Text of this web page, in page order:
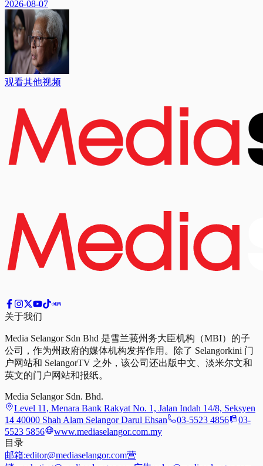
2026-08-07
观看其他视频
关于我们
Media Selangor Sdn Bhd 是雪兰莪州务大臣机构（MBI）的子
公司，作为州政府的媒体机构发挥作用。除了 Selangorkini 门
户网站和 SelangorTV 之外，该公司还出版中文、淡米尔文和
英文的门户网站和报纸。
Media Selangor Sdn. Bhd.
Level 11, Menara Bank Rakyat No. 1, Jalan Indah 14/8, Seksyen
14 40000 Shah Alam Selangor Darul Ehsan
03-5523 4856
03-
5523 5856
www.mediaselangor.com.my
目录
邮箱:editor@mediaselangor.com营